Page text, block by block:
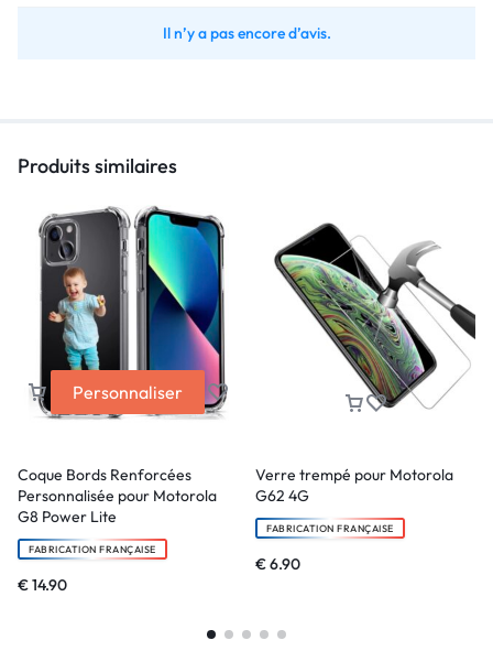
Il n’y a pas encore d’avis.
Produits similaires
Personnaliser
Coque Bords Renforcées
Personnalisée pour Motorola
G8 Power Lite
FABRICATION FRANÇAISE
€14.90
Verre trempé pour Motorola
G62 4G
FABRICATION FRANÇAISE
€6.90